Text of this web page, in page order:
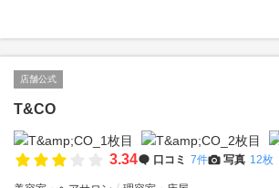
店舗公式
T&CO
3.34 口コミ 7件 写真 12枚